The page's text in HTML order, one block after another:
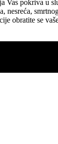
Vas pokriva u
nesreća,
obratite se